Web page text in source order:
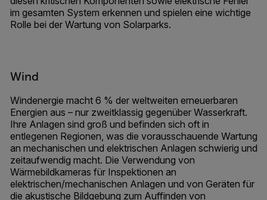
im gesamten System erkennen und spielen eine wichtige
Rolle bei der Wartung von Solarparks.
Wind
Windenergie macht 6 % der weltweiten erneuerbaren
Energien aus – nur zweitklassig gegenüber Wasserkraft.
Ihre Anlagen sind groß und befinden sich oft in
entlegenen Regionen, was die vorausschauende Wartung
an mechanischen und elektrischen Anlagen schwierig und
zeitaufwendig macht. Die Verwendung von
Wärmebildkameras für Inspektionen an
elektrischen/mechanischen Anlagen und von Geräten für
die akustische Bildgebung zum Auffinden von